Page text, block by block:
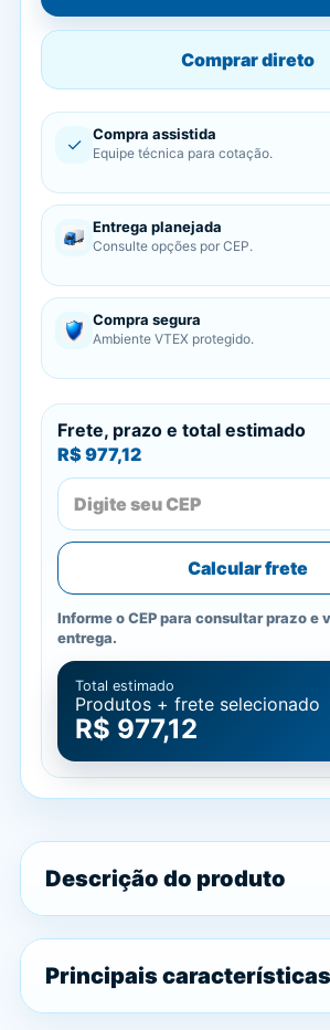
Comprar direto
✓ Compra assistida
Equipe técnica para cotação.
Entrega planejada
Consulte opções por CEP.
Compra segura
Ambiente VTEX protegido.
Frete, prazo e total estimado
R$ 977,12
Calcular frete
Informe o CEP para consultar prazo e
entrega.
Total estimado
Produtos + frete selecionado
R$ 977,12
Descrição do produto
Principais características